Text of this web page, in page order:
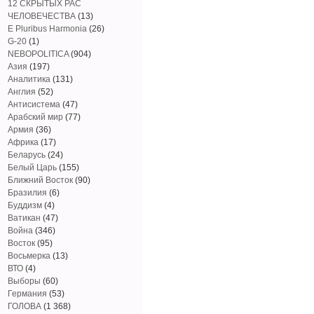
12 СКРЫТЫХ РАС
ЧЕЛОВЕЧЕСТВА (13)
E Pluribus Harmonia (26)
G-20 (1)
NEBOPOLITICA(904)
Азия (197)
Аналитика (131)
Англия (52)
Антисистема (47)
Арабский мир (77)
Армия (36)
Африка (17)
Беларусь (24)
Белый Царь (155)
Ближний Восток (90)
Бразилия (6)
Буддизм (4)
Ватикан (47)
Война (346)
Восток (95)
Восьмерка (13)
ВТО (4)
Выборы (60)
Германия (53)
ГОЛОВА (1 368)